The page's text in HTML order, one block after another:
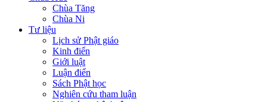
Chùa Tăng
Chùa Ni
Tư liệu
Lịch sử Phật giáo
Kinh điển
Giới luật
Luận điển
Sách Phật học
Nghiên cứu tham luận